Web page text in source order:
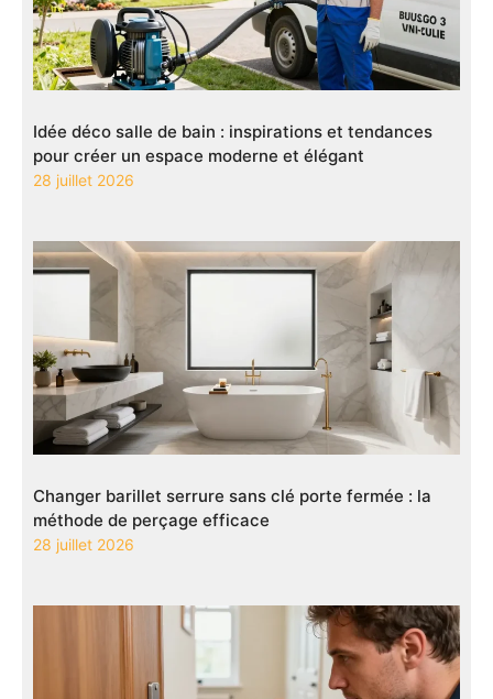
Idée déco salle de bain : inspirations et tendances
pour créer un espace moderne et élégant
28 juillet 2026
Changer barillet serrure sans clé porte fermée : la
méthode de perçage efficace
28 juillet 2026